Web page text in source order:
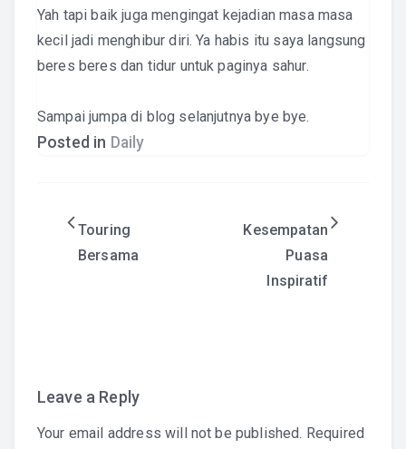
Yah tapi baik juga mengingat kejadian masa masa
kecil jadi menghibur diri. Ya habis itu saya langsung
beres beres dan tidur untuk paginya sahur.
Sampai jumpa di blog selanjutnya bye bye.
Posted in Daily
Post
navigation
Touring
Bersama
Kesempatan
Puasa
Inspiratif
Leave a Reply
Your email address will not be published. Required